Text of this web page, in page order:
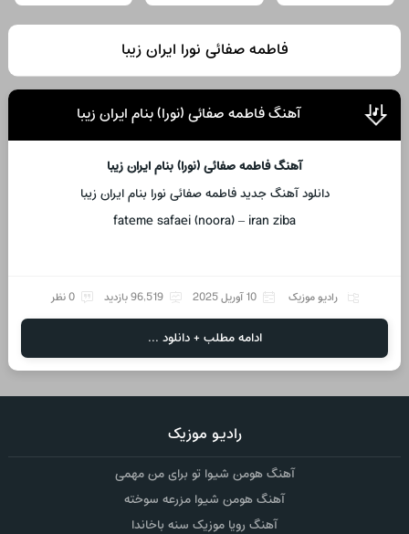
فاطمه صفائی نورا ایران زیبا
آهنگ فاطمه صفائی (نورا) بنام ایران زیبا
آهنگ فاطمه صفائی (نورا) بنام ایران زیبا
دانلود آهنگ جدید فاطمه صفائی نورا بنام ایران زیبا
fateme safaei (noora) – iran ziba
رادیو موزیک 10 آوریل 2025 96,519 بازدید 0 نظر
ادامه مطلب + دانلود ...
رادیو موزیک
آهنگ هومن شیوا تو برای من مهمی
آهنگ هومن شیوا مزرعه سوخته
آهنگ رویا موزیک سنه باخاندا